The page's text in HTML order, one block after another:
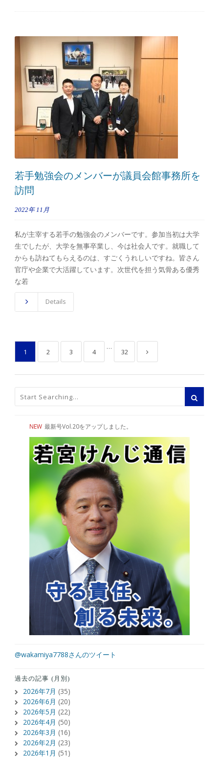
若手勉強会のメンバーが議員会館事務所を
訪問
2022年 11月
私が主宰する若手の勉強会のメンバーです。参加当初は大学
生でしたが、大学を無事卒業し、今は社会人です。就職して
からも訪ねてもらえるのは、すごくうれしいですね。皆さん
官庁や企業で大活躍しています。次世代を担う気骨ある優秀
な若
Details
1 2 3 4
…
32
NEW 最新号Vol.20をアップしました。
@wakamiya7788さんのツイート
過去の記事 (月別)
2026年7月 (35)
2026年6月 (20)
2026年5月 (22)
2026年4月 (50)
2026年3月 (16)
2026年2月 (23)
2026年1月 (51)